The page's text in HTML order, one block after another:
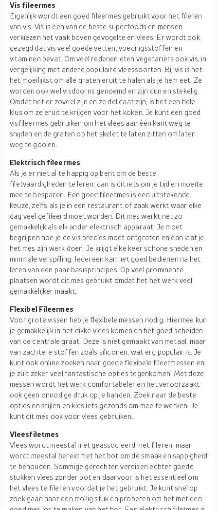
Vis fileermes
Eigenlijk wordt een goed fileermes gebruikt voor het fileren
van vis. Vis is een van de beste superfoods en mensen
verkiezen het vaak boven gevogelte en vlees. Er wordt ook
gezegd dat vis veel goede vetten, voedingsstoffen en
vitaminen bevat. Om veel redenen eten vegetariërs ook vis, in
vergelijking met andere populaire vleessoorten. Bij vis is het
het moeilijkst om alle graten eruit te halen als je hem eet. Ze
worden ook wel visdoorns genoemd en zijn dun en stekelig.
Omdat het er zoveel zijn en ze delicaat zijn, is het een hele
klus om ze eruit te krijgen voor het koken. Je kunt een goed
visfileermes gebruiken om het vlees aan één kant weg te
snijden en de graten op het skelet te laten zitten om later
weg te gooien.
Elektrisch fileermes
Als je er niet al te happig op bent om de beste
filetvaardigheden te leren, dan is dit iets om je tijd en moeite
mee te besparen. Een goed fileermes is een uitstekende
keuze, zelfs als je in een restaurant of zaak werkt waar elke
dag veel gefileerd moet worden. Dit mes werkt net zo
gemakkelijk als elk ander elektrisch apparaat. Je moet
begrijpen hoe je de vis precies moet ontgraten en dan laat je
het mes zijn werk doen. Je krijgt elke keer schone sneden en
minimale verspilling. Iedereen kan het goed bedienen na het
leren van een paar basisprincipes. Op veel prominente
plaatsen wordt dit mes gebruikt omdat het het werk veel
gemakkelijker maakt.
Flexibel Fileermes
Voor grote vissen heb je flexibele messen nodig. Hiermee kun
je gemakkelijk in het dikke vlees komen en het goed scheiden
van de centrale graat. Deze is niet gemaakt van metaal, maar
van zachtere stoffen zoals siliconen, wat erg populair is. Je
kunt ook online zoeken naar goede flexibele fileermessen en
je zult zeker veel fantastische opties tegenkomen. Met deze
messen wordt het werk comfortabeler en het veroorzaakt
ook geen onnodige druk op je handen. Zoek naar de beste
opties en stijlen en kies iets gezonds om mee te werken. Je
kunt dit mes ook voor vlees gebruiken.
Vleesfiletmes
Vlees wordt meestal niet geassocieerd met fileren, maar
wordt meestal bereid met het bot om de smaak en sappigheid
te behouden. Sommige gerechten vereisen echter goede
stukken vlees zonder bot en daarvoor is het essentieel om
het vlees te fileren voordat je het gebruikt. Je kunt snel op
zoek gaan naar een mollig stuk en proberen om het met een